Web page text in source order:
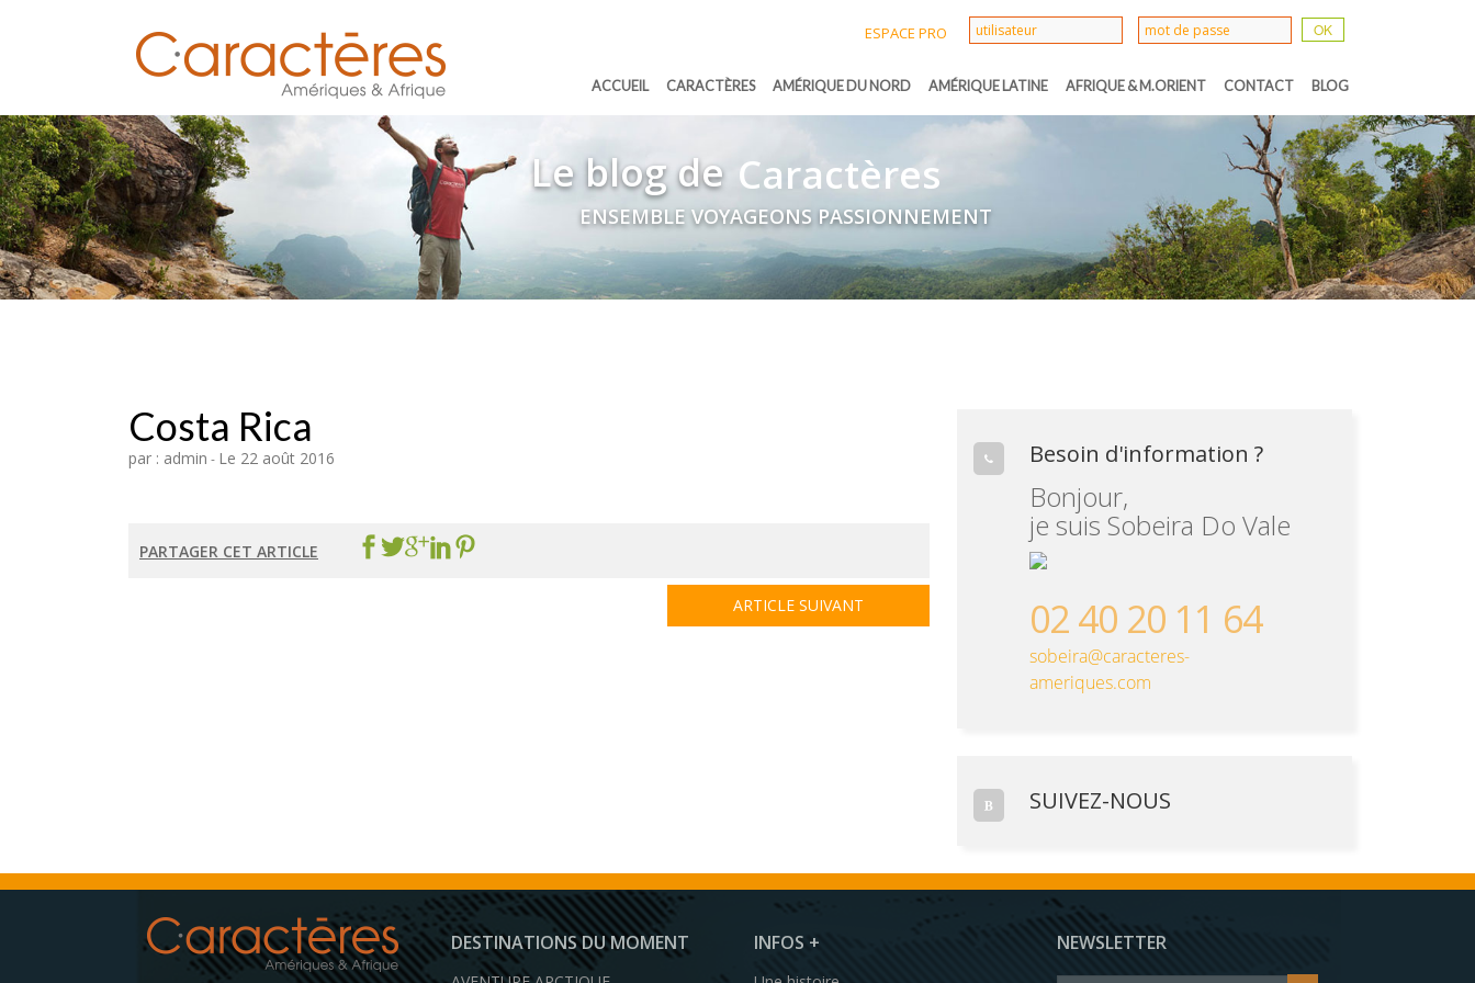
ESPACE PRO
ACCUEIL CARACTÈRES AMÉRIQUE DU NORD AMÉRIQUE LATINE AFRIQUE & M.ORIENT CONTACT BLOG
Le blog de Caractères
ENSEMBLE VOYAGEONS PASSIONNEMENT
Costa Rica
par : admin - Le 22 août 2016
PARTAGER CET ARTICLE
ARTICLE SUIVANT
Besoin d'information ?
Bonjour,
je suis Sobeira Do Vale
02 40 20 11 64
sobeira@caracteres-
ameriques.com
SUIVEZ-NOUS
DESTINATIONS DU MOMENT INFOS + NEWSLETTER